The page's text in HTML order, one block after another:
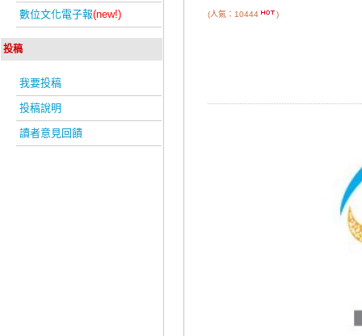
數位文化電子報(new!)
投稿
我要投稿
投稿說明
讀者意見回饋
(人氣：10444 )